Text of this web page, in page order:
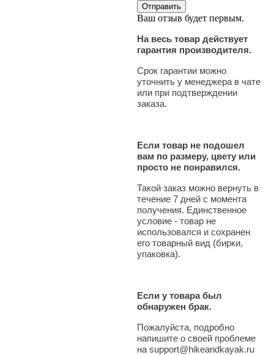
Ваш отзыв будет первым.
На весь товар действует
гарантия производителя.
Срок гарантии можно
уточнить у менеджера в чате
или при подтверждении
заказа.
Если товар не подошел
вам по размеру, цвету или
просто не понравился.
Такой заказ можно вернуть в
течение 7 дней с момента
получения. Единственное
условие - товар не
использовался и сохранен
его товарный вид (бирки,
упаковка).
Если у товара был
обнаружен брак.
Пожалуйста, подробно
напишите о своей проблеме
на support@hikeandkayak.ru